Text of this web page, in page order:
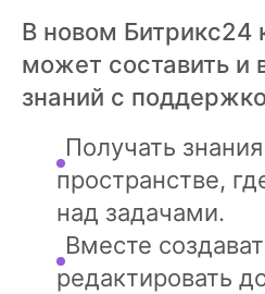
В новом Битрикс24
может составить и
знаний с
Получать
пространстве,
над задачами.
Вместе
редактировать